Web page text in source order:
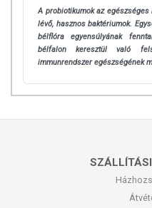
A probiotikumok az
lévő, hasznos baktériumok.
bélflóra egyensúlyának
bélfalon keresztül való
immunrendszer egészségének